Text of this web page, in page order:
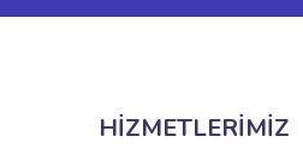
HİZMETLERİMİZ